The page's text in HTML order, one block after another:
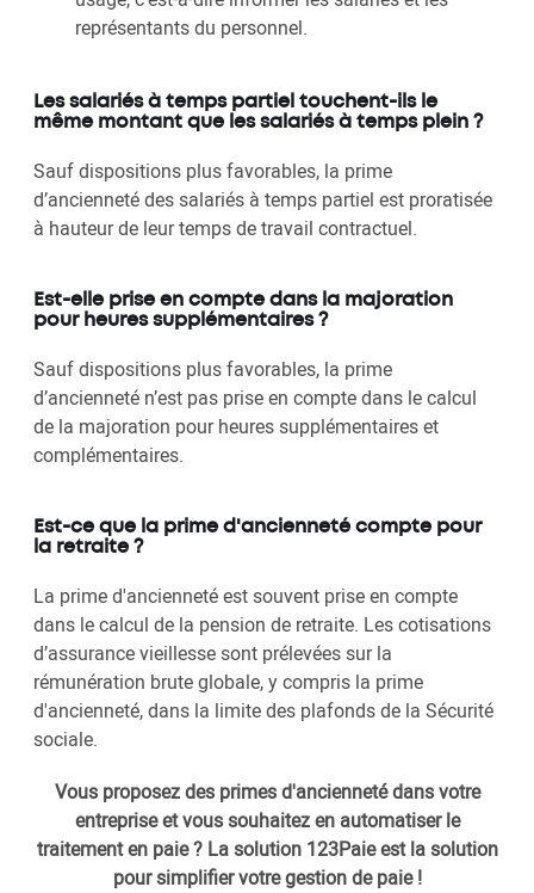
représentants du personnel.
Les salariés à temps partiel touchent-ils le
même montant que les salariés à temps plein ?
Sauf dispositions plus favorables, la prime
d’ancienneté des salariés à temps partiel est proratisée
à hauteur de leur temps de travail contractuel.
Est-elle prise en compte dans la majoration
pour heures supplémentaires ?
Sauf dispositions plus favorables, la prime
d’ancienneté n’est pas prise en compte dans le calcul
de la majoration pour heures supplémentaires et
complémentaires.
Est-ce que la prime d'ancienneté compte pour
la retraite ?
La prime d'ancienneté est souvent prise en compte
dans le calcul de la pension de retraite. Les cotisations
d’assurance vieillesse sont prélevées sur la
rémunération brute globale, y compris la prime
d'ancienneté, dans la limite des plafonds de la Sécurité
sociale.
Vous proposez des primes d'ancienneté dans votre
entreprise et vous souhaitez en automatiser le
traitement en paie ? La solution 123Paie est la solution
pour simplifier votre gestion de paie !